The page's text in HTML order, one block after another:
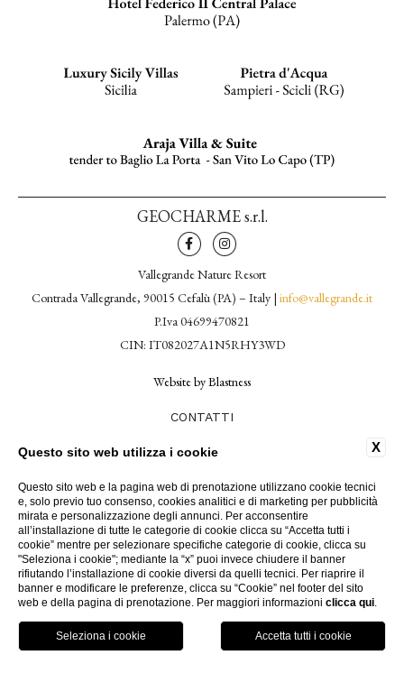
GEOCHARME s.r.l.
Vallegrande Nature Resort
Contrada Vallegrande, 90015 Cefalù (PA) – Italy | info@vallegrande.it
P.Iva 04699470821
CIN: IT082027A1N5RHY3WD
Website by Blastness
CONTATTI
DATI SOCIETARI
LAVORA CON NOI
ACCESSIBILITÀ
VALLEGRANDE
RESORT DI LUSSO
PRENOTA
X
Questo sito web utilizza i cookie
Questo sito web e la pagina web di prenotazione utilizzano cookie tecnici
e, solo previo tuo consenso, cookies analitici e di marketing per pubblicità
mirata e personalizzazione degli annunci. Per acconsentire
all’installazione di tutte le categorie di cookie clicca su “Accetta tutti i
cookie” mentre per selezionare specifiche categorie di cookie, clicca su
"Seleziona i cookie"; mediante la “x” puoi invece chiudere il banner
rifiutando l’installazione di cookie diversi da quelli tecnici. Per riaprire il
banner e modificare le preferenze, clicca su “Cookie” nel footer del sito
web e della pagina di prenotazione. Per maggiori informazioni clicca qui